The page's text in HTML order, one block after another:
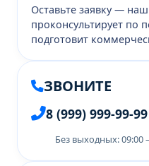
Оставьте заявку —
проконсультирует по
подготовит
ЗВОНИТЕ
8 (999) 999-99-99
Без выходных: 09:00